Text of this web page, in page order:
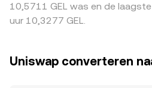
10,5711 GEL was en de
uur 10,3277 GEL.
Uniswap converteren